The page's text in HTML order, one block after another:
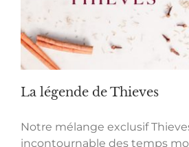
La légende de Thieves
Notre mélange exclusif
incontournable des temps